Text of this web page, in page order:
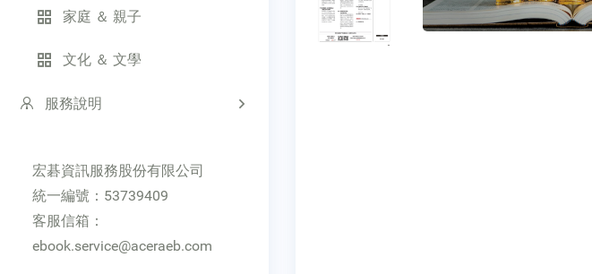
家庭 ＆ 親子
文化 ＆ 文學
服務說明
宏碁資訊服務股份有限公司
統一編號：53739409
客服信箱：
ebook.service@aceraeb.com